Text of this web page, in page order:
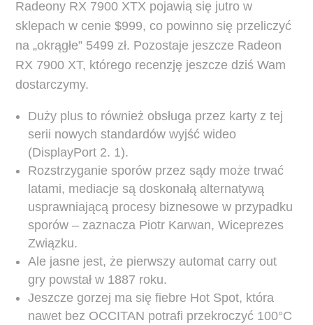
Radeony RX 7900 XTX pojawią się jutro w
sklepach w cenie $999, co powinno się przeliczyć
na „okrągłe” 5499 zł. Pozostaje jeszcze Radeon
RX 7900 XT, którego recenzję jeszcze dziś Wam
dostarczymy.
Duży plus to również obsługa przez karty z tej
serii nowych standardów wyjść wideo
(DisplayPort 2. 1).
Rozstrzyganie sporów przez sądy może trwać
latami, mediacje są doskonałą alternatywą
usprawniającą procesy biznesowe w przypadku
sporów – zaznacza Piotr Karwan, Wiceprezes
Związku.
Ale jasne jest, że pierwszy automat carry out
gry powstał w 1887 roku.
Jeszcze gorzej ma się fiebre Hot Spot, która
nawet bez OCCITAN potrafi przekroczyć 100°C